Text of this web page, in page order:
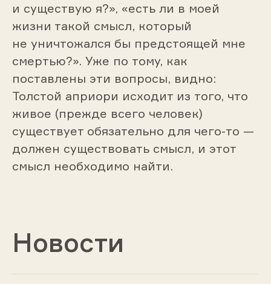
и существую я?», «есть ли в моей
жизни такой смысл, который
не уничтожался бы предстоящей мне
смертью?». Уже по тому, как
поставлены эти вопросы, видно:
Толстой априори исходит из того, что
живое (прежде всего человек)
существует обязательно для чего-то —
должен существовать смысл, и этот
смысл необходимо найти.
Новости